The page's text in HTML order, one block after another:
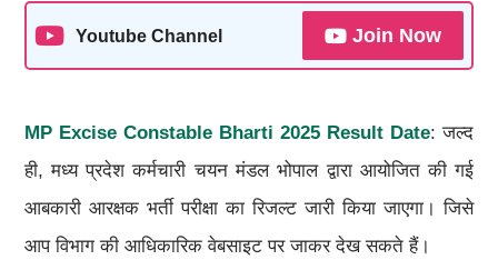
Youtube Channel Join Now
MP Excise Constable Bharti 2025 Result Date: जल्द
ही, मध्य प्रदेश कर्मचारी चयन मंडल भोपाल द्वारा आयोजित की गई
आबकारी आरक्षक भर्ती परीक्षा का रिजल्ट जारी किया जाएगा। जिसे
आप विभाग की आधिकारिक वेबसाइट पर जाकर देख सकते हैं।